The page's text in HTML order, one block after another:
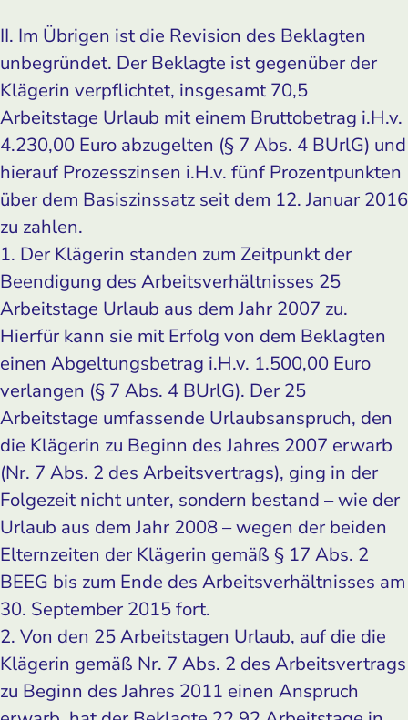
II. Im Übrigen ist die Revision des Beklagten
unbegründet. Der Beklagte ist gegenüber der
Klägerin verpflichtet, insgesamt 70,5
Arbeitstage Urlaub mit einem Bruttobetrag i.H.v.
4.230,00 Euro abzugelten (§ 7 Abs. 4 BUrlG) und
hierauf Prozesszinsen i.H.v. fünf Prozentpunkten
über dem Basiszinssatz seit dem 12. Januar 2016
zu zahlen.
1. Der Klägerin standen zum Zeitpunkt der
Beendigung des Arbeitsverhältnisses 25
Arbeitstage Urlaub aus dem Jahr 2007 zu.
Hierfür kann sie mit Erfolg von dem Beklagten
einen Abgeltungsbetrag i.H.v. 1.500,00 Euro
verlangen (§ 7 Abs. 4 BUrlG). Der 25
Arbeitstage umfassende Urlaubsanspruch, den
die Klägerin zu Beginn des Jahres 2007 erwarb
(Nr. 7 Abs. 2 des Arbeitsvertrags), ging in der
Folgezeit nicht unter, sondern bestand – wie der
Urlaub aus dem Jahr 2008 – wegen der beiden
Elternzeiten der Klägerin gemäß § 17 Abs. 2
BEEG bis zum Ende des Arbeitsverhältnisses am
30. September 2015 fort.
2. Von den 25 Arbeitstagen Urlaub, auf die die
Klägerin gemäß Nr. 7 Abs. 2 des Arbeitsvertrags
zu Beginn des Jahres 2011 einen Anspruch